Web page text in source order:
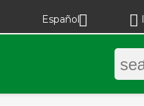
Español 